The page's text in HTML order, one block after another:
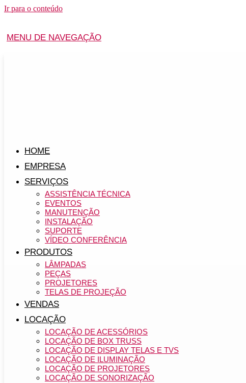
Ir para o conteúdo
MENU DE NAVEGAÇÃO
HOME
EMPRESA
SERVIÇOS
ASSISTÊNCIA TÉCNICA
EVENTOS
MANUTENÇÃO
INSTALAÇÃO
SUPORTE
VÍDEO CONFERÊNCIA
PRODUTOS
LÂMPADAS
PEÇAS
PROJETORES
TELAS DE PROJEÇÃO
VENDAS
LOCAÇÃO
LOCAÇÃO DE ACESSÓRIOS
LOCAÇÃO DE BOX TRUSS
LOCAÇÃO DE DISPLAY TELAS E TVS
LOCAÇÃO DE ILUMINAÇÃO
LOCAÇÃO DE PROJETORES
LOCAÇÃO DE SONORIZAÇÃO